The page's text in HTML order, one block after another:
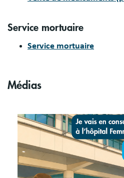
Service mortuaire
Service mortuaire
Médias